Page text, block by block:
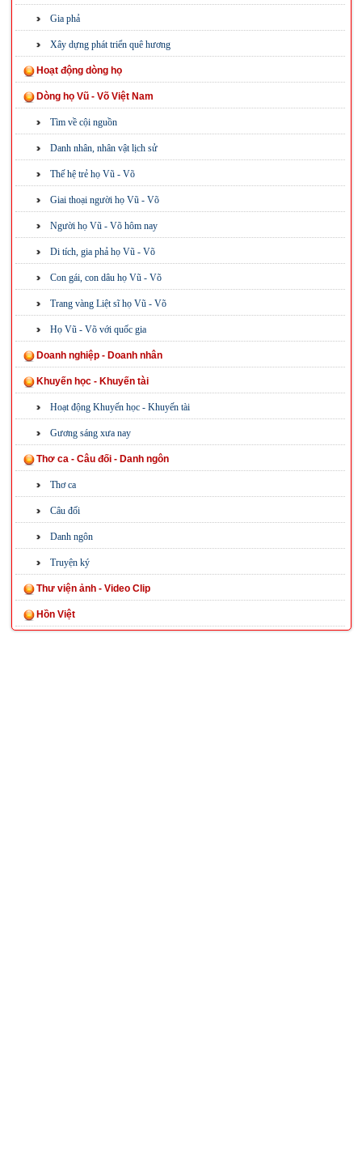
Gia phả
Xây dựng phát triển quê hương
Hoạt động dòng họ
Dòng họ Vũ - Võ Việt Nam
Tìm về cội nguồn
Danh nhân, nhân vật lịch sử
Thế hệ trẻ họ Vũ - Võ
Giai thoại người họ Vũ - Võ
Người họ Vũ - Võ hôm nay
Di tích, gia phả họ Vũ - Võ
Con gái, con dâu họ Vũ - Võ
Trang vàng Liệt sĩ họ Vũ - Võ
Họ Vũ - Võ với quốc gia
Doanh nghiệp - Doanh nhân
Khuyến học - Khuyến tài
Hoạt động Khuyến học - Khuyến tài
Gương sáng xưa nay
Thơ ca - Câu đối - Danh ngôn
Thơ ca
Câu đối
Danh ngôn
Truyện ký
Thư viện ảnh - Video Clip
Hồn Việt